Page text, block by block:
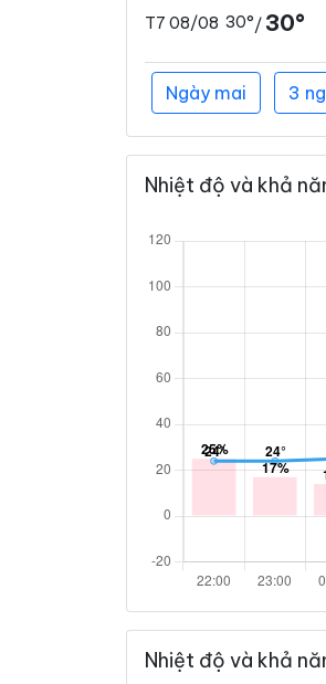
T7 08/08 30°/30°
Ngày mai 3
Nhiệt độ và khả
Nhiệt độ và khả